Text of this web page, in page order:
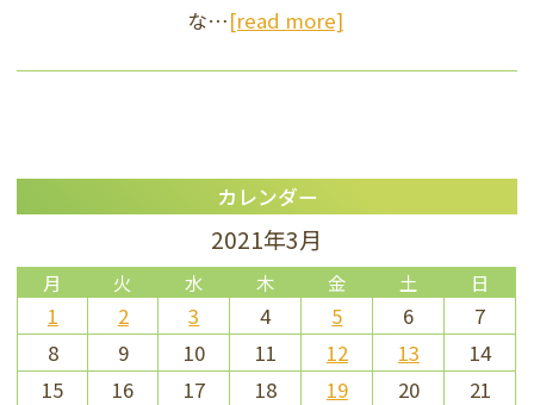
な…[read more]
カレンダー
2021年3月
月 火 水 木 金 土 日
1 2 3 4 5 6
7
8
9 10 11 12 13
14
15
16 17 18 19 20
21